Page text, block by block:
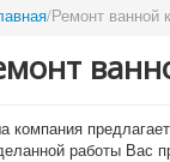
/Ремонт ванной
компания
работы Вас